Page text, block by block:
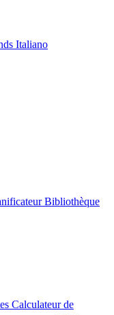
Italiano
Bibliothèque
Calculateur de